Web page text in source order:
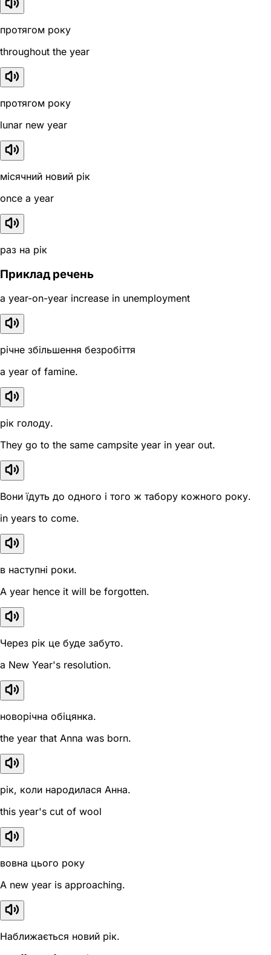
протягом року
throughout the year
протягом року
lunar new year
місячний новий рік
once a year
раз на рік
Приклад речень
a year-on-year increase in unemployment
річне збільшення безробіття
a year of famine.
рік голоду.
They go to the same campsite year in year out.
Вони їдуть до одного і того ж табору кожного року.
in years to come.
в наступні роки.
A year hence it will be forgotten.
Через рік це буде забуто.
a New Year's resolution.
новорічна обіцянка.
the year that Anna was born.
рік, коли народилася Анна.
this year's cut of wool
вовна цього року
A new year is approaching.
Наближається новий рік.